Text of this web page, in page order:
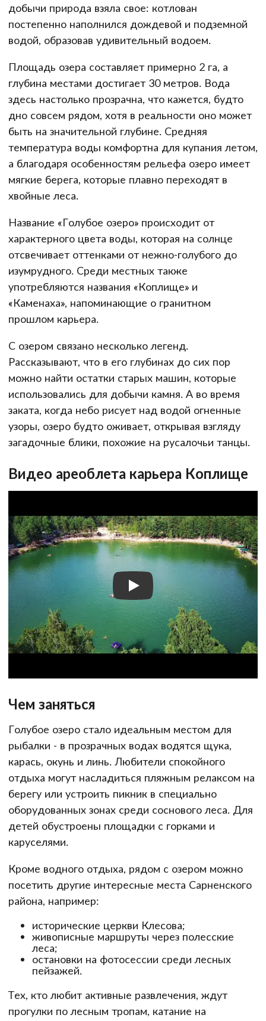
добычи природа взяла свое: котлован
постепенно наполнился дождевой и подземной
водой, образовав удивительный водоем.
Площадь озера составляет примерно 2 га, а
глубина местами достигает 30 метров. Вода
здесь настолько прозрачна, что кажется, будто
дно совсем рядом, хотя в реальности оно может
быть на значительной глубине. Средняя
температура воды комфортна для купания летом,
а благодаря особенностям рельефа озеро имеет
мягкие берега, которые плавно переходят в
хвойные леса.
Название «Голубое озеро» происходит от
характерного цвета воды, которая на солнце
отсвечивает оттенками от нежно-голубого до
изумрудного. Среди местных также
употребляются названия «Коплище» и
«Каменаха», напоминающие о гранитном
прошлом карьера.
С озером связано несколько легенд.
Рассказывают, что в его глубинах до сих пор
можно найти остатки старых машин, которые
использовались для добычи камня. А во время
заката, когда небо рисует над водой огненные
узоры, озеро будто оживает, открывая взгляду
загадочные блики, похожие на русалочьи танцы.
Видео ареоблета карьера Коплище
Чем заняться
Голубое озеро стало идеальным местом для
рыбалки - в прозрачных водах водятся щука,
карась, окунь и линь. Любители спокойного
отдыха могут насладиться пляжным релаксом на
берегу или устроить пикник в специально
оборудованных зонах среди соснового леса. Для
детей обустроены площадки с горками и
каруселями.
Кроме водного отдыха, рядом с озером можно
посетить другие интересные места Сарненского
района, например:
исторические церкви Клесова;
живописные маршруты через полесские
леса;
остановки на фотосессии среди лесных
пейзажей.
Тех, кто любит активные развлечения, ждут
прогулки по лесным тропам, катание на